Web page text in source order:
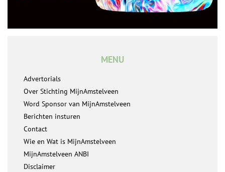
MENU
Advertorials
Over Stichting MijnAmstelveen
Word Sponsor van MijnAmstelveen
Berichten insturen
Contact
Wie en Wat is MijnAmstelveen
MijnAmstelveen ANBI
Disclaimer